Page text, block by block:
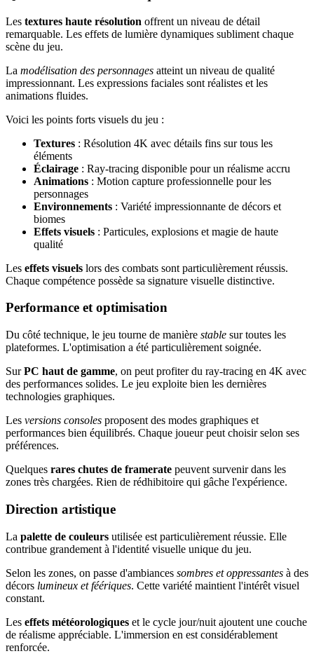
Les textures haute résolution offrent un niveau de détail
remarquable. Les effets de lumière dynamiques subliment chaque
scène du jeu.
La modélisation des personnages atteint un niveau de qualité
impressionnant. Les expressions faciales sont réalistes et les
animations fluides.
Voici les points forts visuels du jeu :
Textures : Résolution 4K avec détails fins sur tous les
éléments
Éclairage : Ray-tracing disponible pour un réalisme accru
Animations : Motion capture professionnelle pour les
personnages
Environnements : Variété impressionnante de décors et
biomes
Effets visuels : Particules, explosions et magie de haute
qualité
Les effets visuels lors des combats sont particulièrement réussis.
Chaque compétence possède sa signature visuelle distinctive.
Performance et optimisation
Du côté technique, le jeu tourne de manière stable sur toutes les
plateformes. L'optimisation a été particulièrement soignée.
SurPC haut de gamme, on peut profiter du ray-tracing en 4K avec
des performances solides. Le jeu exploite bien les dernières
technologies graphiques.
Les versions consoles proposent des modes graphiques et
performances bien équilibrés. Chaque joueur peut choisir selon ses
préférences.
Quelques rares chutes de framerate peuvent survenir dans les
zones très chargées. Rien de rédhibitoire qui gâche l'expérience.
Direction artistique
La palette de couleurs utilisée est particulièrement réussie. Elle
contribue grandement à l'identité visuelle unique du jeu.
Selon les zones, on passe d'ambiances sombres et oppressantes à des
décors lumineux et féériques. Cette variété maintient l'intérêt visuel
constant.
Les effets météorologiques et le cycle jour/nuit ajoutent une couche
de réalisme appréciable. L'immersion en est considérablement
renforcée.